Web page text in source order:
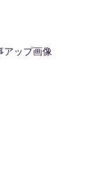
アップ画像